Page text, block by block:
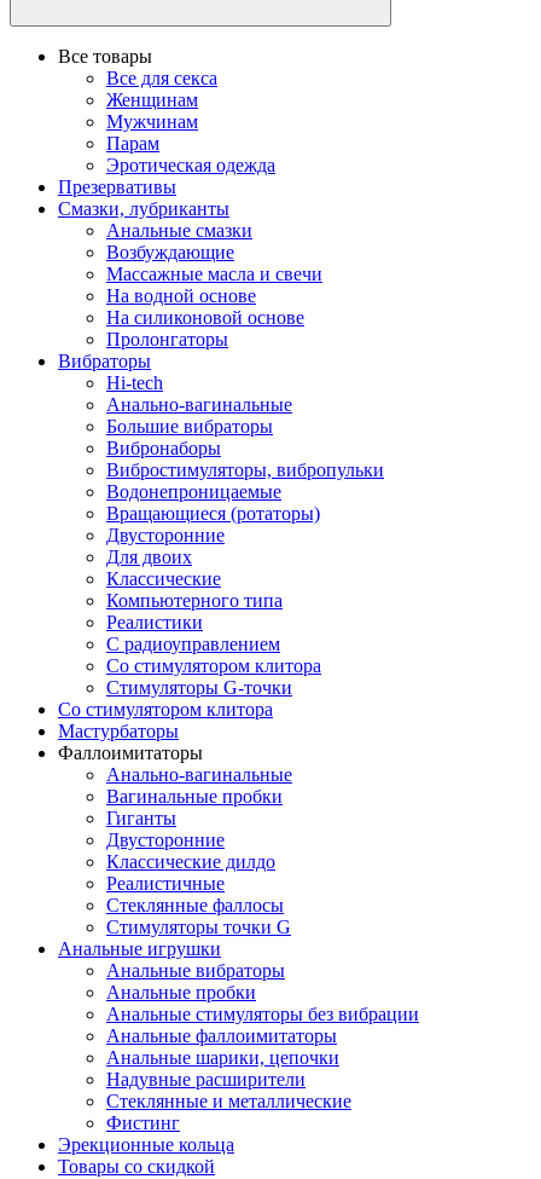
Все товары
Все для секса
Женщинам
Мужчинам
Парам
Эротическая одежда
Презервативы
Смазки, лубриканты
Анальные смазки
Возбуждающие
Массажные масла и свечи
На водной основе
На силиконовой основе
Пролонгаторы
Вибраторы
Hi-tech
Анально-вагинальные
Большие вибраторы
Вибронаборы
Вибростимуляторы, вибропульки
Водонепроницаемые
Вращающиеся (ротаторы)
Двусторонние
Для двоих
Классические
Компьютерного типа
Реалистики
С радиоуправлением
Со стимулятором клитора
Стимуляторы G-точки
Со стимулятором клитора
Мастурбаторы
Фаллоимитаторы
Анально-вагинальные
Вагинальные пробки
Гиганты
Двусторонние
Классические дилдо
Реалистичные
Стеклянные фаллосы
Стимуляторы точки G
Анальные игрушки
Анальные вибраторы
Анальные пробки
Анальные стимуляторы без вибрации
Анальные фаллоимитаторы
Анальные шарики, цепочки
Надувные расширители
Стеклянные и металлические
Фистинг
Эрекционные кольца
Товары со скидкой